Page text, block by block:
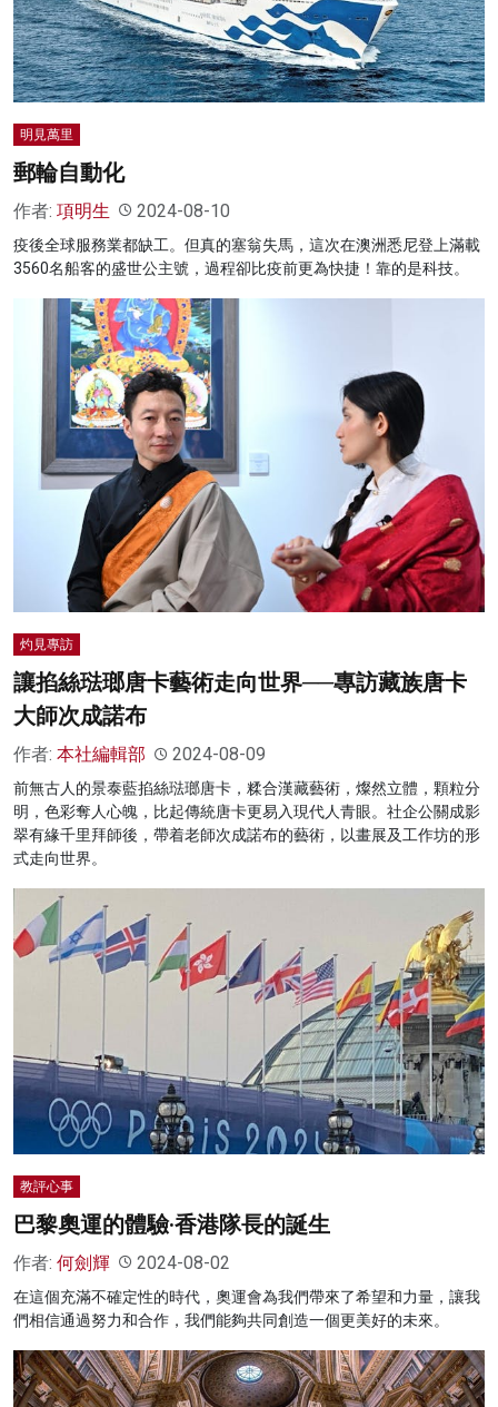
明見萬里
郵輪自動化
作者: 項明生 2024-08-10
疫後全球服務業都缺工。但真的塞翁失馬，這次在澳洲悉尼登上滿載
3560名船客的盛世公主號，過程卻比疫前更為快捷！靠的是科技。
灼見專訪
讓掐絲琺瑯唐卡藝術走向世界──專訪藏族唐卡
大師次成諾布
作者: 本社編輯部 2024-08-09
前無古人的景泰藍掐絲琺瑯唐卡，糅合漢藏藝術，燦然立體，顆粒分
明，色彩奪人心魄，比起傳統唐卡更易入現代人青眼。社企公關成影
翠有緣千里拜師後，帶着老師次成諾布的藝術，以畫展及工作坊的形
式走向世界。
教評心事
巴黎奧運的體驗·香港隊長的誕生
作者: 何劍輝 2024-08-02
在這個充滿不確定性的時代，奧運會為我們帶來了希望和力量，讓我
們相信通過努力和合作，我們能夠共同創造一個更美好的未來。